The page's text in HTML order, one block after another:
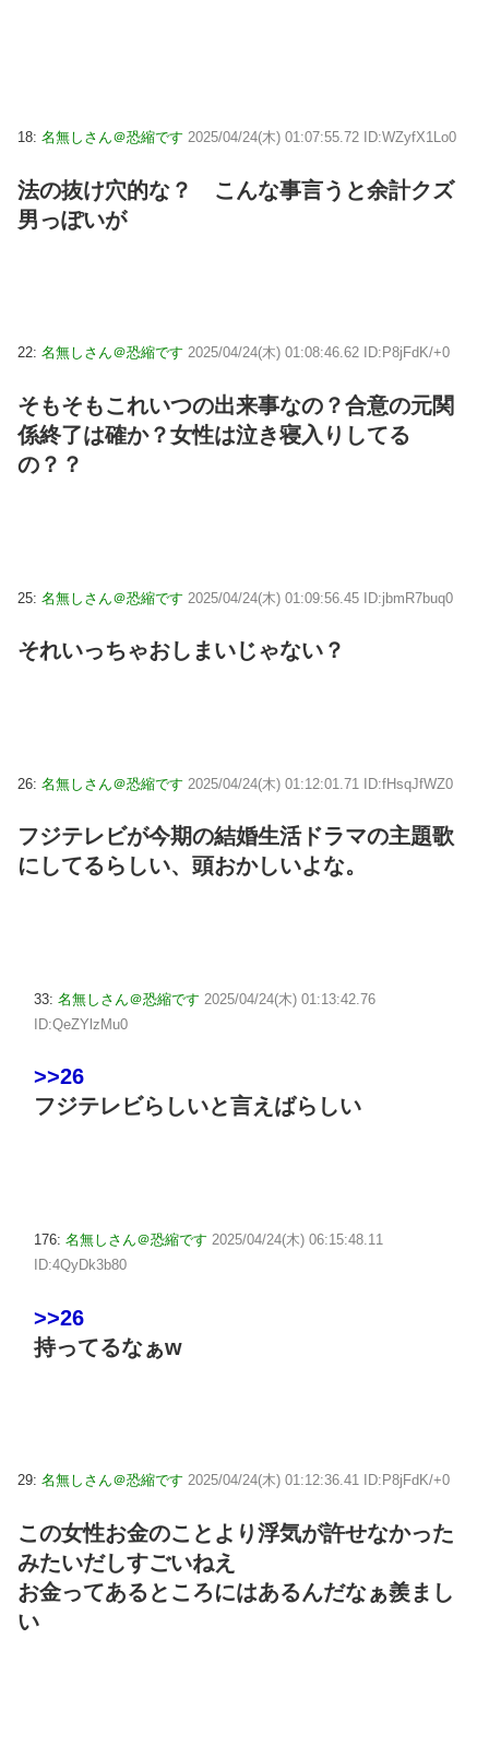
18: 名無しさん＠恐縮です 2025/04/24(木) 01:07:55.72 ID:WZyfX1Lo0
法の抜け穴的な？ こんな事言うと余計クズ
男っぽいが
22: 名無しさん＠恐縮です 2025/04/24(木) 01:08:46.62 ID:P8jFdK/+0
そもそもこれいつの出来事なの？合意の元関
係終了は確か？女性は泣き寝入りしてる
の？？
25: 名無しさん＠恐縮です 2025/04/24(木) 01:09:56.45 ID:jbmR7buq0
それいっちゃおしまいじゃない？
26: 名無しさん＠恐縮です 2025/04/24(木) 01:12:01.71 ID:fHsqJfWZ0
フジテレビが今期の結婚生活ドラマの主題歌
にしてるらしい、頭おかしいよな。
33: 名無しさん＠恐縮です 2025/04/24(木) 01:13:42.76
ID:QeZYlzMu0
>>26
フジテレビらしいと言えばらしい
176: 名無しさん＠恐縮です 2025/04/24(木) 06:15:48.11
ID:4QyDk3b80
>>26
持ってるなぁw
29: 名無しさん＠恐縮です 2025/04/24(木) 01:12:36.41 ID:P8jFdK/+0
この女性お金のことより浮気が許せなかった
みたいだしすごいねえ
お金ってあるところにはあるんだなぁ羨まし
い